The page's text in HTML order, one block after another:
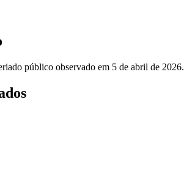
público observado em 5 de abril de 2026.